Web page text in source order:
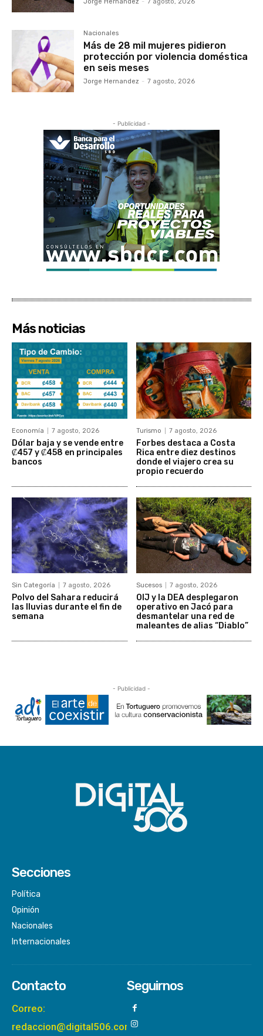
Nacionales
Más de 28 mil mujeres pidieron
protección por violencia doméstica
en seis meses
Jorge Hernandez - 7 agosto, 2026
- Publicidad -
Más noticias
Economía 7 agosto, 2026
Dólar baja y se vende entre
₡457 y ₡458 en principales
bancos
Turismo 7 agosto, 2026
Forbes destaca a Costa
Rica entre diez destinos
donde el viajero crea su
propio recuerdo
Sin Categoría 7 agosto, 2026
Polvo del Sahara reducirá
las lluvias durante el fin de
semana
Sucesos 7 agosto, 2026
OIJ y la DEA desplegaron
operativo en Jacó para
desmantelar una red de
maleantes de alias “Diablo”
- Publicidad -
Secciones
Política
Opinión
Nacionales
Internacionales
Contacto
Correo:
redaccion@digital506.com
Seguirnos